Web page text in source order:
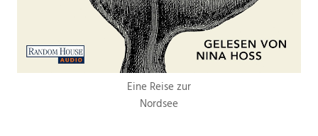
Eine Reise zur
Nordsee